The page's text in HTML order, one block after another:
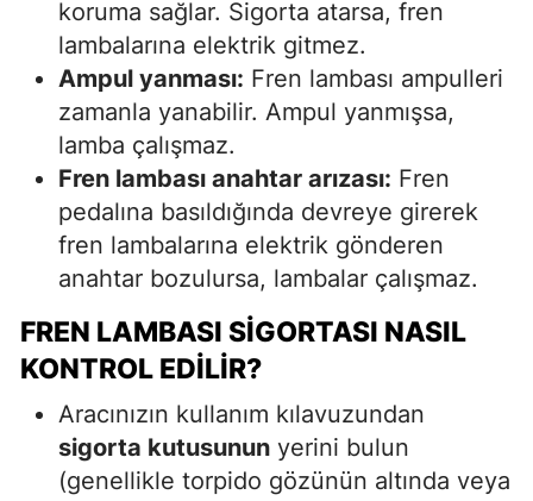
koruma sağlar. Sigorta atarsa, fren
lambalarına elektrik gitmez.
Ampul yanması: Fren lambası ampulleri
zamanla yanabilir. Ampul yanmışsa,
lamba çalışmaz.
Fren lambası anahtar arızası: Fren
pedalına basıldığında devreye girerek
fren lambalarına elektrik gönderen
anahtar bozulursa, lambalar çalışmaz.
FREN LAMBASI SIGORTASI NASIL
KONTROL EDILIR?
Aracınızın kullanım kılavuzundan
sigorta kutusunun yerini bulun
(genellikle torpido gözünün altında veya